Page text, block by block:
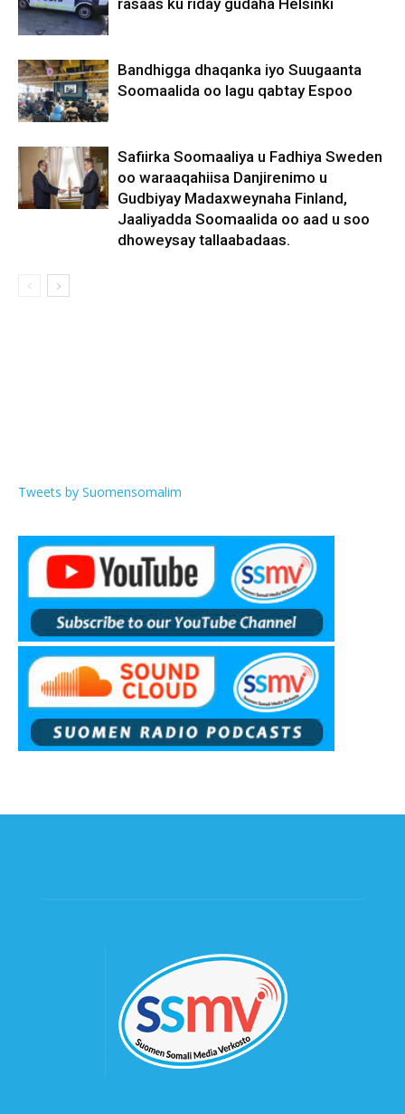
rasaas ku riday gudaha Helsinki
Bandhigga dhaqanka iyo Suugaanta
Soomaalida oo lagu qabtay Espoo
Safiirka Soomaaliya u Fadhiya Sweden
oo waraaqahiisa Danjirenimo u
Gudbiyay Madaxweynaha Finland,
Jaaliyadda Soomaalida oo aad u soo
dhoweysay tallaabadaas.
Tweets by Suomensomalim